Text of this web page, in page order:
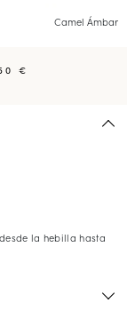
Camel Ámbar
€
la hebilla hasta